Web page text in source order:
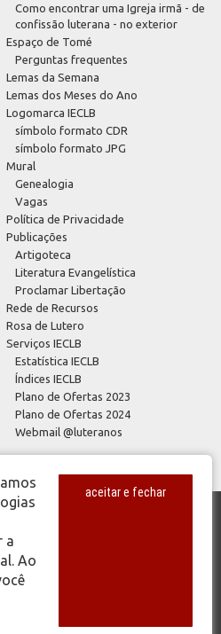
Como encontrar uma Igreja irmã - de
confissão luterana - no exterior
Espaço de Tomé
Perguntas frequentes
Lemas da Semana
Lemas dos Meses do Ano
Logomarca IECLB
símbolo formato CDR
símbolo formato JPG
Mural
Genealogia
Vagas
Política de Privacidade
Publicações
Artigoteca
Literatura Evangelística
Proclamar Libertação
Rede de Recursos
Rosa de Lutero
Serviços IECLB
Estatística IECLB
Índices IECLB
Plano de Ofertas 2023
Plano de Ofertas 2024
Webmail @luteranos
Reservados - IECLB - Igreja
no Brasil - Portal Luteranos -
a
Ao
aceitar e fechar